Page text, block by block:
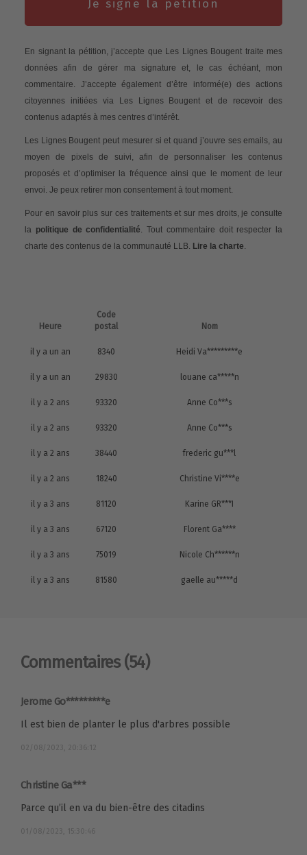
Je signe la pétition
En signant la pétition, j’accepte que Les Lignes Bougent traite mes
données afin de gérer ma signature et, le cas échéant, mon
commentaire. J’accepte également d’être informé(e) des actions
citoyennes initiées via Les Lignes Bougent et de recevoir des
contenus adaptés à mes centres d’intérêt.
Les Lignes Bougent peut mesurer si et quand j’ouvre ses emails, au
moyen de pixels de suivi, afin de personnaliser les contenus
proposés et d’optimiser la fréquence ainsi que le moment de leur
envoi. Je peux retirer mon consentement à tout moment.
Pour en savoir plus sur ces traitements et sur mes droits, je consulte
la politique de confidentialité. Tout commentaire doit respecter la
charte des contenus de la communauté LLB. Lire la charte.
Heure
Code
postal
Nom
il y a un an 8340 Heidi Va*********e
il y a un an 29830 louane ca*****n
il y a 2 ans 93320 Anne Co***s
il y a 2 ans 93320 Anne Co***s
il y a 2 ans 38440 frederic gu***l
il y a 2 ans 18240 Christine Vi****e
il y a 3 ans 81120 Karine GR***I
il y a 3 ans 67120 Florent Ga****
il y a 3 ans 75019 Nicole Ch******n
il y a 3 ans 81580 gaelle au*****d
Commentaires (54)
Jerome Go*********e
Il est bien de planter le plus d'arbres possible
02/08/2023, 20:36:12
Christine Ga***
Parce qu’il en va du bien-être des citadins
01/08/2023, 15:30:46